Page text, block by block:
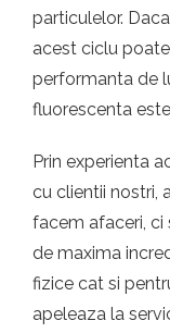
particulelor.
acest ciclu
performanta de
fluorescenta
Prin experienta
cu clientii nostri,
facem afaceri,
de maxima
fizice cat si
apeleaza la